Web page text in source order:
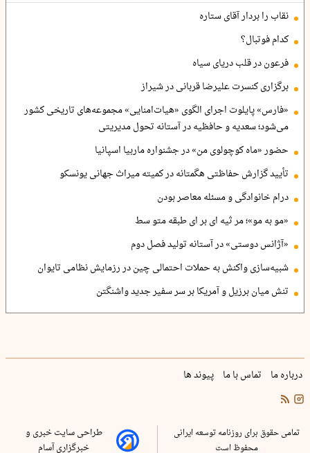
نقاب را بردار آقای ستاره
کدام فوتبال؟
فرعون در قلب دریای سیاه
برگزاری کنسرت علیرضا قربانی در شیراز
«فارس» پایلوت اجرای الگوی «هیات‌امنایی» مجموعه‌های تاریخی کشور
می‌شود؛ سعدیه و حافظیه در آستانه تحول مدیریتی
حضور «ماه کوچولوی من» در جشنواره ماربیا اسپانیا
تأیید گزارش حفاظتی هگمتانه در کمیته میراث جهانی یونسکو
درام خانوادگی و مسئله معاصر بودن
«مو به مو»؛ مر ثیه ای بر ای طبقه متو سط
«آژانس دوستی» در آستانه تولید فصل دوم
شبیه‌سازی واکنش به حملات احتمالی چین در رزمایش نظامی تایوان
تنش میان برزیل و آمریکا بر سر سفیر جدید واشنگتن
درباره ما تماس با ما پیوند ها
تمامی حقوق برای روزنامه توسعه ایرانی
محفوظ است
طراحی سایت خبری و
خبرگزاری آسام